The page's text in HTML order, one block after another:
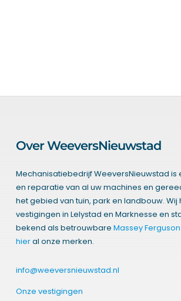
Over WeeversNieuwstad
Mechanisatiebedrijf WeeversNieuwstad is
en reparatie van al uw machines en
het gebied van tuin, park en landbouw. Wij
vestigingen in Lelystad en Marknesse en
bekend als betrouwbare Massey
hieral onze merken.
info@weeversnieuwstad.nl
Onze vestigingen